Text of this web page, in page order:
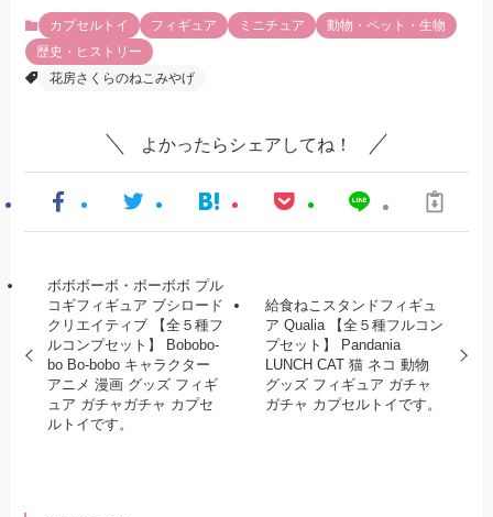
カプセルトイ フィギュア ミニチュア
動物・ペット・生物
歴史・ヒストリー
花房さくらのねこみやげ
よかったらシェアしてね！
ボボボーボ・ボーボボ プル
コギフィギュア ブシロード
クリエイティブ 【全５種フ
ルコンプセット】 Bobobo-
bo Bo-bobo キャラクター
アニメ 漫画 グッズ フィギ
ュア ガチャガチャ カプセ
ルトイです。
給食ねこスタンドフィギュ
ア Qualia 【全５種フルコン
プセット】 Pandania
LUNCH CAT 猫 ネコ 動物
グッズ フィギュア ガチャ
ガチャ カプセルトイです。